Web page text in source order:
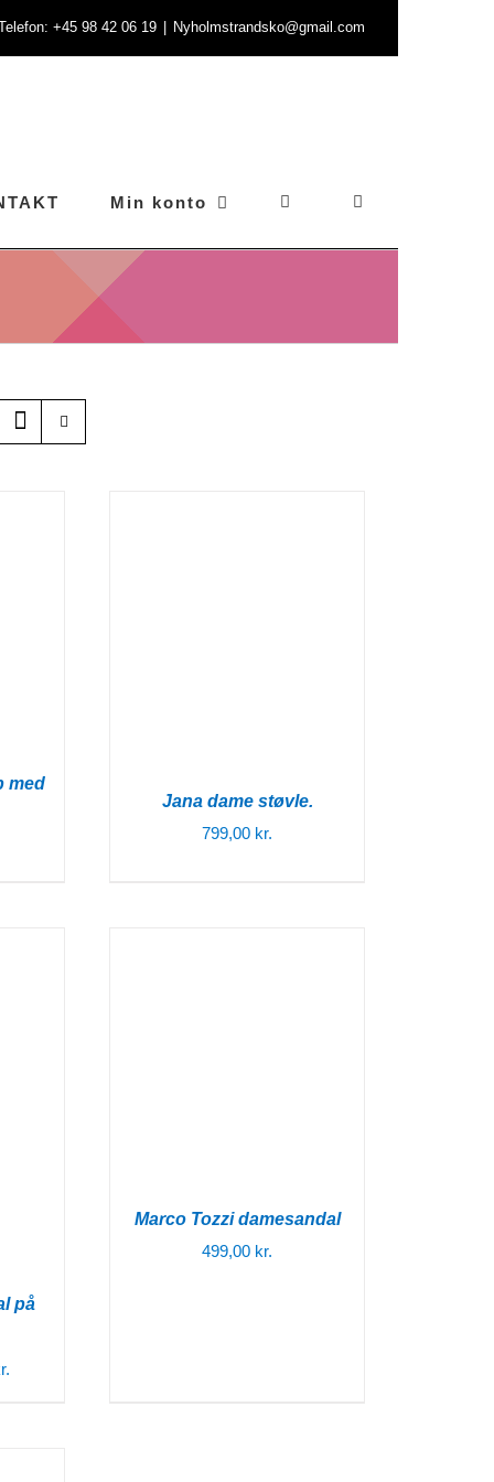
+45 98 42 06 19 Nyholmstrandsko@gmail.com
Min konto
med
Jana dame støvle.
799,00 kr.
på
Marco Tozzi damesandal
499,00 kr.